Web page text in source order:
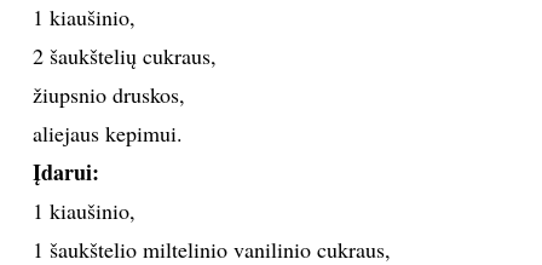
KINAS
MUZIKA
TEATRAS
1 kiaušinio,
2 šaukštelių cukraus,
žiupsnio druskos,
aliejaus kepimui.
Įdarui:
1 kiaušinio,
1 šaukštelio miltelinio vanilinio cukraus,